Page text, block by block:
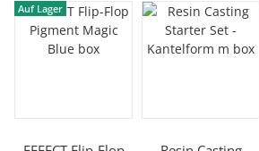
Auf Lager